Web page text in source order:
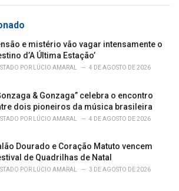
e mistério vão vagar intensamente o
d’A Última Estação’
POR LÚCIO AMARAL 4 DE AGOSTO DE 2026
& Gonzaga” celebra o encontro
dois pioneiros da música brasileira
POR LÚCIO AMARAL 4 DE AGOSTO DE 2026
Dourado e Coração Matuto vencem
de Quadrilhas de Natal
POR LÚCIO AMARAL 3 DE AGOSTO DE 2026